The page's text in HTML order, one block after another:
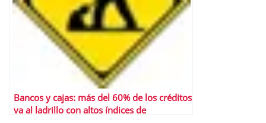
Bancos y cajas: más del 60% de los créditos
va al ladrillo con altos índices de